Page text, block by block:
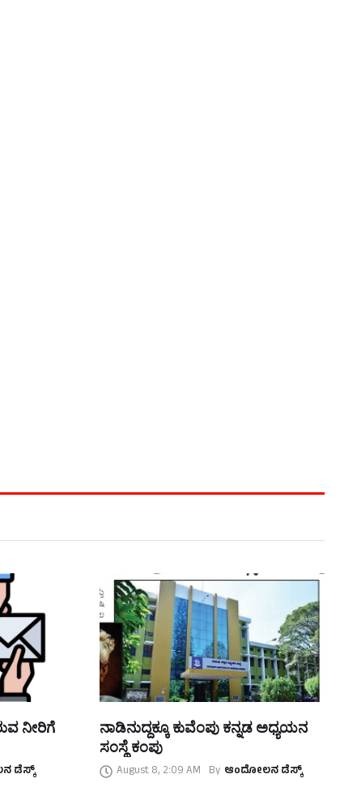
ನೀರಿಗೆ
ಡೆಸ್ಕ್
ನಾಡಿನುದ್ದಕ್ಕೂ ಕುವೆಂಪು ಕನ್ನಡ ಅಧ್ಯಯನ
ಸಂಸ್ಥೆ ಕಂಪು
August 8, 2:09 AM By ಆಂದೋಲನ ಡೆಸ್ಕ್